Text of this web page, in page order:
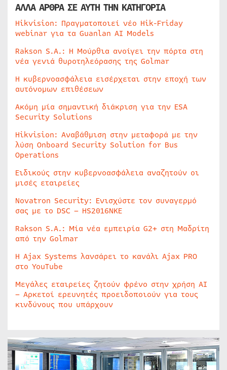
ΑΛΛΑ ΑΡΘΡΑ ΣΕ ΑΥΤΗ ΤΗΝ ΚΑΤΗΓΟΡΙΑ
Hikvision: Πραγματοποιεί νέο Hik-Friday
webinar για τα Guanlan AI Models
Rakson S.A.: Η Μούρθια ανοίγει την πόρτα στη
νέα γενιά θυροτηλεόρασης της Golmar
Η κυβερνοασφάλεια εισέρχεται στην εποχή των
αυτόνομων επιθέσεων
Ακόμη μία σημαντική διάκριση για την ESA
Security Solutions
Hikvision: Αναβάθμιση στην μεταφορά με την
λύση Onboard Security Solution for Bus
Operations
Ειδικούς στην κυβερνοασφάλεια αναζητούν οι
μισές εταιρείες
Novatron Security: Ενισχύστε τον συναγερμό
σας με το DSC – HS2016NKE
Rakson S.A.: Μία νέα εμπειρία G2+ στη Μαδρίτη
από την Golmar
Η Ajax Systems λανσάρει το κανάλι Ajax PRO
στο YouTube
Μεγάλες εταιρείες ζητούν φρένο στην χρήση AI
– Αρκετοί ερευνητές προειδοποιούν για τους
κινδύνους που υπάρχουν